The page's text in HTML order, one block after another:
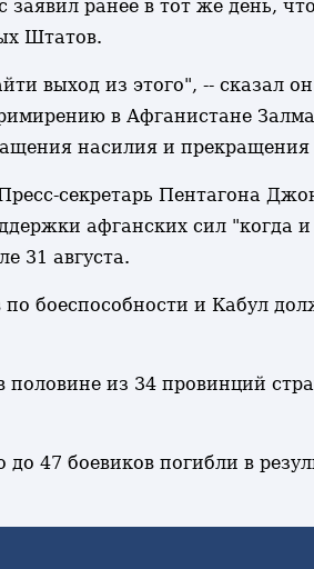
ранее в тот же день,
Штатов.
выход из этого", -- сказал
в Афганистане
насилия и прекращения
секретарь Пентагона
афганских сил "когда
31 августа.
боеспособности и Кабул
половине из 34 провинций
47 боевиков погибли в